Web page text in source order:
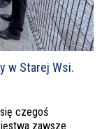
w Starej Wsi.
czegoś
zawsze